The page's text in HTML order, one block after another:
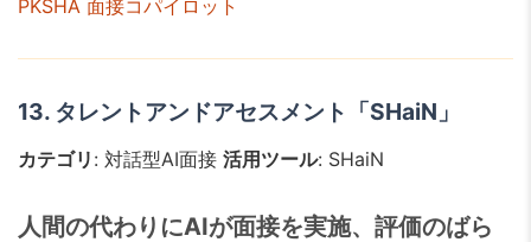
PKSHA 面接コパイロット
13. タレントアンドアセスメント「SHaiN」
カテゴリ : 対話型AI面接 活用ツール: SHaiN
人間の代わりにAIが面接を実施、評価のばら